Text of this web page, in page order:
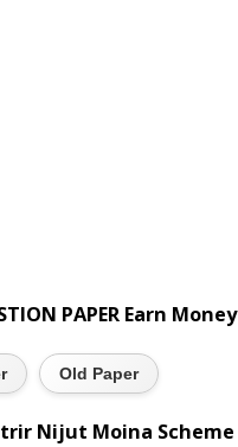
PAPER Earn Money
Old Paper
Nijut Moina Scheme